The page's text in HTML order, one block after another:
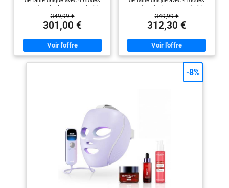
PERFECTIONNÉ :
adapté à tous les types
et teints de peau.
Masque LED visage
préassemblé pour un
matelassage au niveau
du front et des
protections en silicone
au niveau des yeux. 0
COMPREND : Masque
LED Shark CryoGlow,
Housse de protection
pour LED, Câble USB-C,
pour des résultats prouvés à la
maison. Réduction prouvée des
rougeurs et de l’acné, en 8
semaines*. TECHNOLOGIE DE
RAFRAÎCHISSEMENT
INSTACHILL : Apaise le contour
des yeux grâce à 3 niveaux de
refroidissement réglables avec
Masque LED diffuse une lumière
rouge, bleue et infrarouge
profonde, développée avec des
dermatologues. Photothérapie
par lumière rouge + infrarouge
(6 min.), Photothérapie par
lumière bleue mixte (8 min.) et
Skin Sustain (4 min.). TESTÉ ET
PERFECTIONNÉ : adapté à tous
les types et teints de peau.
349,99 €
301,00 €
pour des résultats prouvés à la
maison. Réduction prouvée des
rougeurs et de l’acné, en 8
semaines. TECHNOLOGIE DE
RAFRAÎCHISSEMENT
INSTACHILL : Apaise le contour
des yeux grâce à 3 niveaux de
refroidissement réglables avec
un simple bouton. Le premier
masque anti âge LED en France
doté de la technologie de
infrarouge profonde, développée
Photothérapie par lumière rouge
Photothérapie par lumière bleue
mixte (8 min.) et Skin Sustain (4
min.). TESTÉ ET
PERFECTIONNÉ: adapté à tous
les types et teints de peau.
349,99 €
312,30 €
-8%